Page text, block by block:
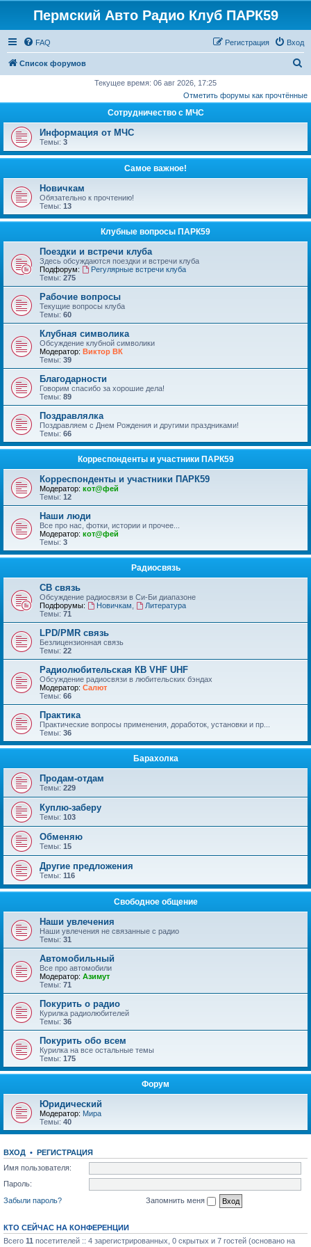
Пермский Авто Радио Клуб ПАРК59
FAQ Вход
Регистрация
Список форумов
и
Текущее время: 06 авг 2026, 17:25
Отметить форумы как прочтённые
Сотрудничество с МЧС
Информация от МЧС
Темы: 3
Самое важное!
Новичкам
Обязательно к прочтению!
Темы: 13
Клубные вопросы ПАРК59
Поездки и встречи клуба
Здесь обсуждаются поездки и встречи клуба
Подфорум:
Регулярные встречи клуба
Темы: 275
Рабочие вопросы
Текущие вопросы клуба
Темы: 60
Клубная символика
Обсуждение клубной символики
Модератор: Виктор ВК
Темы: 39
Благодарности
Говорим спасибо за хорошие дела!
Темы: 89
Поздравлялка
Поздравляем с Днем Рождения и другими праздниками!
Темы: 66
Корреспонденты и участники ПАРК59
Корреспонденты и участники ПАРК59
Модератор: кот@фей
Темы: 12
Наши люди
Все про нас, фотки, истории и прочее...
Модератор: кот@фей
Темы: 3
Радиосвязь
СВ связь
Обсуждение радиосвязи в Си-Би диапазоне
Подфорумы:
Новичкам
Литература
Темы: 71
LPD/PMR связь
Безлицензионная связь
Темы: 22
Радиолюбительская КВ VHF UHF
Обсуждение радиосвязи в любительских бэндах
Модератор: Салют
Темы: 66
Практика
Практические вопросы применения, доработок, установки и пр...
Темы: 36
Барахолка
Продам-отдам
Темы: 229
Куплю-заберу
Темы: 103
Обменяю
Темы: 15
Другие предложения
Темы: 116
Свободное общение
Наши увлечения
Наши увлечения не связанные с радио
Темы: 31
Автомобильный
Все про автомобили
Модератор: Азимут
Темы: 71
Покурить о радио
Курилка радиолюбителей
Темы: 36
Покурить обо всем
Курилка на все остальные темы
Темы: 175
Форум
Юридический
Модератор: Мира
Темы: 40
ВХОД • РЕГИСТРАЦИЯ
Имя пользователя:
Пароль:
Забыли пароль?
Запомнить меня
КТО СЕЙЧАС НА КОНФЕРЕНЦИИ
Всего 11 посетителей :: 4 зарегистрированных, 0 скрытых и 7 гостей (основано на